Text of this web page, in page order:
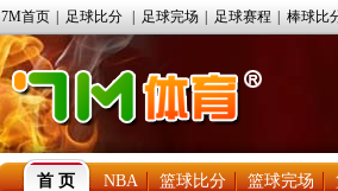
7M首页 足球比分 足球完场 足球赛程 棒球比
首 页 NBA 篮球比分 篮球完场